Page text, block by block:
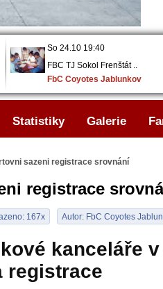
So 24.10 19:40
FBC TJ Sokol Frenštát ..
FbC Coyotes Jablunkov
sazeni registrace srovnání
registrace
167x Autor: FbC Coyotes
kanceláře
registrace
Statistiky Galerie